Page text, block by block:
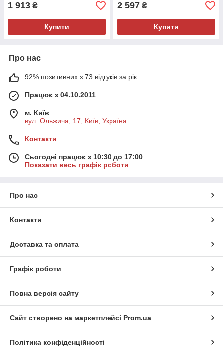
1 913 ₴
Купити
2 597 ₴
Купити
Про нас
92% позитивних з 73 відгуків за рік
Працює з 04.10.2011
м. Київ
вул. Ольжича, 17, Київ, Україна
Контакти
Сьогодні працює з 10:30 до 17:00
Показати весь графік роботи
Про нас
Контакти
Доставка та оплата
Графік роботи
Повна версія сайту
Сайт створено на маркетплейсі Prom.ua
Політика конфіденційності